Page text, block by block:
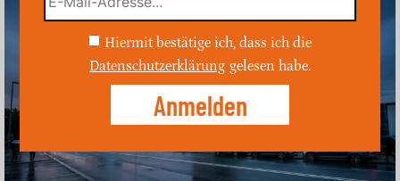
Hiermit bestätige ich, dass ich die
Datenschutzerklärung gelesen habe.